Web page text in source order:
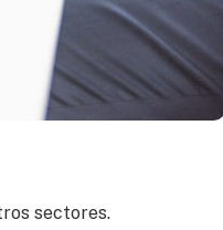
sectores.